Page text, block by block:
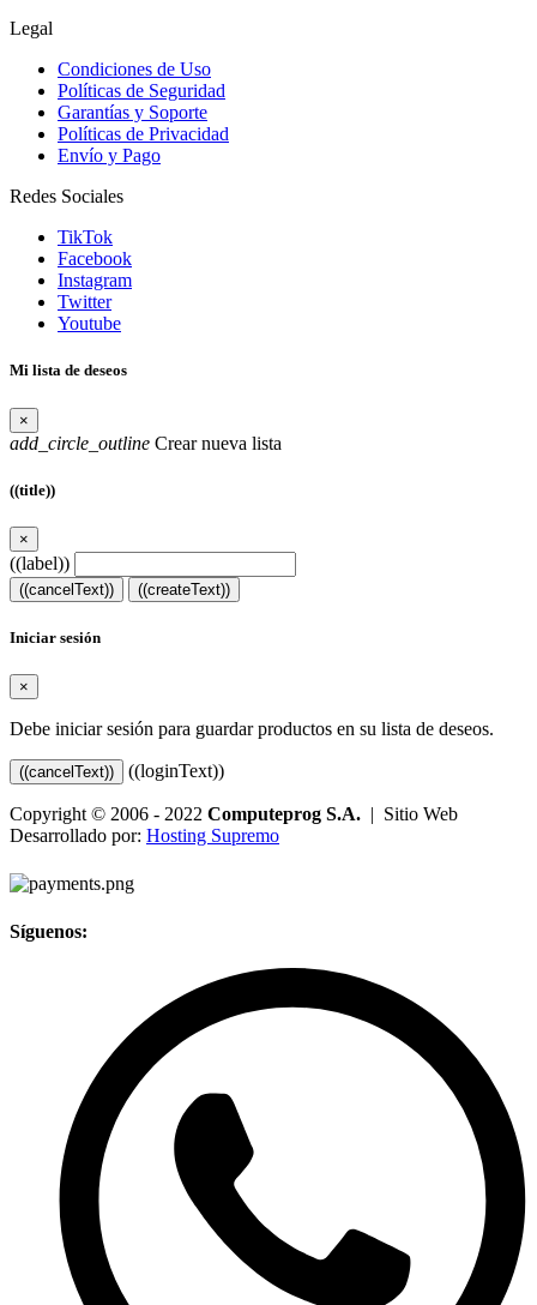
Legal
Condiciones de Uso
Políticas de Seguridad
Garantías y Soporte
Políticas de Privacidad
Envío y Pago
Redes Sociales
TikTok
Facebook
Instagram
Twitter
Youtube
Mi lista de deseos
×
add_circle_outline Crear nueva lista
((title))
×
((label))
((cancelText)) ((createText))
Iniciar sesión
×
Debe iniciar sesión para guardar productos en su lista de deseos.
((cancelText)) ((loginText))
Copyright © 2006 - 2022 Computeprog S.A. | Sitio Web
Desarrollado por: Hosting Supremo
Síguenos: